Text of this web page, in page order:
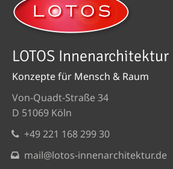
LOTOS Innenarchitektur
Konzepte für Mensch & Raum
Von-Quadt-Straße 34
D 51069 Köln
+49 221 168 299 30
mail@lotos-innenarchitektur.de